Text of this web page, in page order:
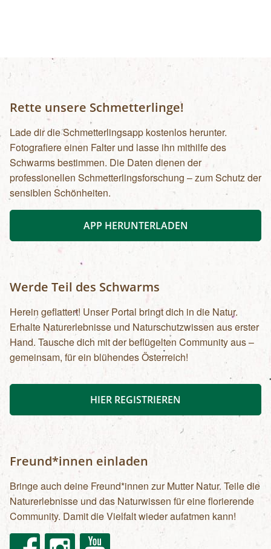
Rette unsere Schmetterlinge!
Lade dir die Schmetterlingsapp kostenlos herunter.
Fotografiere einen Falter und lasse ihn mithilfe des
Schwarms bestimmen. Die Daten dienen der
professionellen Schmetterlingsforschung – zum Schutz der
sensiblen Schönheiten.
APP HERUNTERLADEN
Werde Teil des Schwarms
Herein geflattert! Unser Portal bringt dich in die Natur.
Erhalte Naturerlebnisse und Naturschutzwissen aus erster
Hand. Tausche dich mit der beflügelten Community aus –
gemeinsam, für ein blühendes Österreich!
HIER REGISTRIEREN
Freund*innen einladen
Bringe auch deine Freund*innen zur Mutter Natur. Teile die
Naturerlebnisse und das Naturwissen für eine florierende
Community. Damit die Vielfalt wieder aufatmen kann!
FacebookInstagram Youtube